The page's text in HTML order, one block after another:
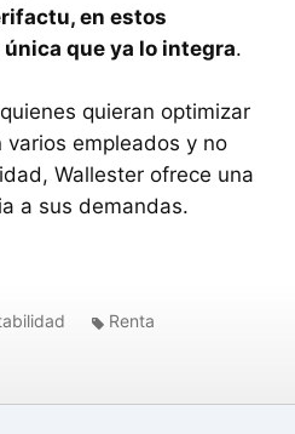
en estos
que ya lo integra.
quieran optimizar
empleados y no
Wallester ofrece una
a sus demandas.
Renta